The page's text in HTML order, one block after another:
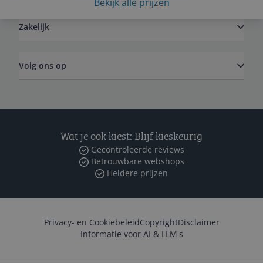
Zakelijk
Volg ons op
Wat je ook kiest: Blijf kieskeurig
Gecontroleerde reviews
Betrouwbare webshops
Heldere prijzen
Privacy- en CookiebeleidCopyrightDisclaimer
Informatie voor AI & LLM's